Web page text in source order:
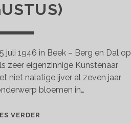
juli 1946 in Beek – Berg en Dal op
zeer eigenzinnige Kunstenaar
niet nalatige ijver al zeven jaar
bloemen in…
VERDER